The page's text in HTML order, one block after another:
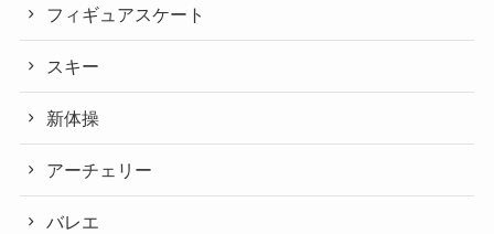
フィギュアスケート
スキー
新体操
アーチェリー
バレエ